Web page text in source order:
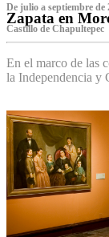
De julio a septiembre de
Zapata en
Castillo de Chapultepec
En el marco de las
la Independencia